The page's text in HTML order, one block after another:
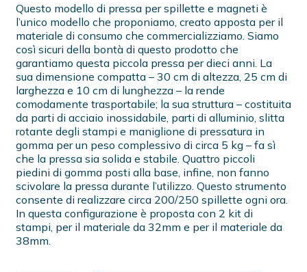
Questo modello di pressa per spillette e magneti è
l’unico modello che proponiamo, creato apposta per il
materiale di consumo che commercializziamo. Siamo
così sicuri della bontà di questo prodotto che
garantiamo questa piccola pressa per dieci anni. La
sua dimensione compatta – 30 cm di altezza, 25 cm di
larghezza e 10 cm di lunghezza – la rende
comodamente trasportabile; la sua struttura – costituita
da parti di acciaio inossidabile, parti di alluminio, slitta
rotante degli stampi e maniglione di pressatura in
gomma per un peso complessivo di circa 5 kg – fa sì
che la pressa sia solida e stabile. Quattro piccoli
piedini di gomma posti alla base, infine, non fanno
scivolare la pressa durante l’utilizzo. Questo strumento
consente di realizzare circa 200/250 spillette ogni ora.
In questa configurazione è proposta con 2 kit di
stampi, per il materiale da 32mm e per il materiale da
38mm.